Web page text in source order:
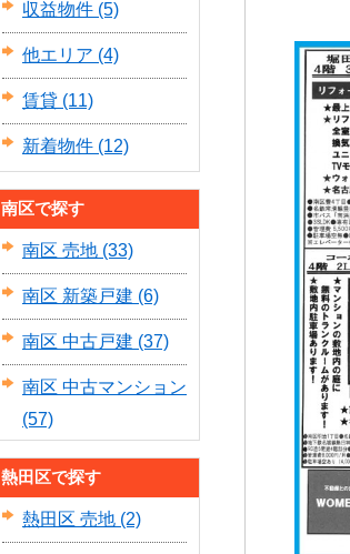
収益物件 (5)
他エリア (4)
賃貸 (11)
新着物件 (12)
南区で探す
南区 売地 (33)
南区 新築戸建 (6)
南区 中古戸建 (37)
南区 中古マンション
(57)
熱田区で探す
熱田区 売地 (2)